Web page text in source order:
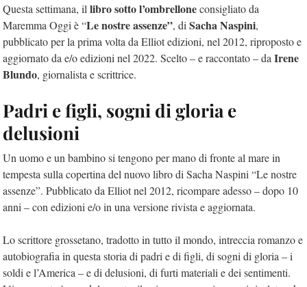
Questa settimana, il libro sotto l’ombrelloneconsigliato da
Maremma Oggi è “Le nostre assenze”, di Sacha Naspini,
pubblicato per la prima volta da Elliot edizioni, nel 2012, riproposto e
aggiornato da e/o edizioni nel 2022. Scelto – e raccontato – da Irene
Blundo, giornalista e scrittrice.
Padri e figli, sogni di gloria e
delusioni
Un uomo e un bambino si tengono per mano di fronte al mare in
tempesta sulla copertina del nuovo libro di Sacha Naspini “Le nostre
assenze”. Pubblicato da Elliot nel 2012, ricompare adesso – dopo 10
anni – con edizioni e/o in una versione rivista e aggiornata.
Lo scrittore grossetano, tradotto in tutto il mondo, intreccia romanzo e
autobiografia in questa storia di padri e di figli, di sogni di gloria – i
soldi e l’America – e di delusioni, di furti materiali e dei sentimenti.